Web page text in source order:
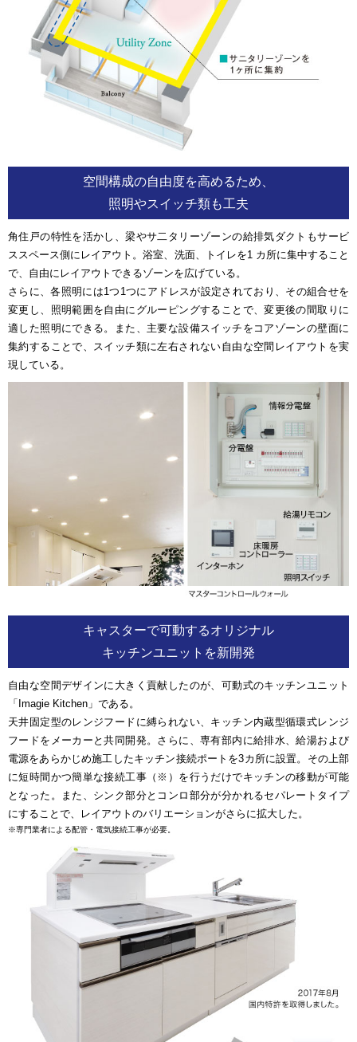
空間構成の自由度を高めるため、
照明やスイッチ類も工夫
角住戸の特性を活かし、梁やサ二タリーゾーンの給排気ダクトもサービ
ススペース側にレイアウト。浴室、洗面、トイレを1 カ所に集中すること
で、自由にレイアウトできるゾーンを広げている。
さらに、各照明には1つ1つにアドレスが設定されており、その組合せを
変更し、照明範囲を自由にグルーピングすることで、変更後の間取りに
適した照明にできる。また、主要な設備スイッチをコアゾーンの壁面に
集約することで、スイッチ類に左右されない自由な空間レイアウトを実
現している。
キャスターで可動するオリジナル
キッチンユニットを新開発
自由な空間デザインに大きく貢献したのが、可動式のキッチンユニット
「Imagie Kitchen」である。
天井固定型のレンジフードに縛られない、キッチン内蔵型循環式レンジ
フードをメーカーと共同開発。さらに、専有部内に給排水、給湯および
電源をあらかじめ施工したキッチン接続ポートを3カ所に設置。その上部
に短時間かつ簡単な接続工事（※）を行うだけでキッチンの移動が可能
となった。また、シンク部分とコンロ部分が分かれるセパレートタイプ
にすることで、レイアウトのバリエーションがさらに拡大した。
※専門業者による配管・電気接続工事が必要。